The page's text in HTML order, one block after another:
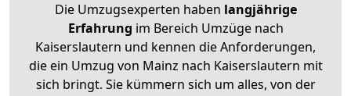
Die Umzugsexperten haben langjährige
Erfahrung im Bereich Umzüge nach
Kaiserslautern und kennen die Anforderungen,
die ein Umzug von Mainz nach Kaiserslautern mit
sich bringt. Sie kümmern sich um alles, von der